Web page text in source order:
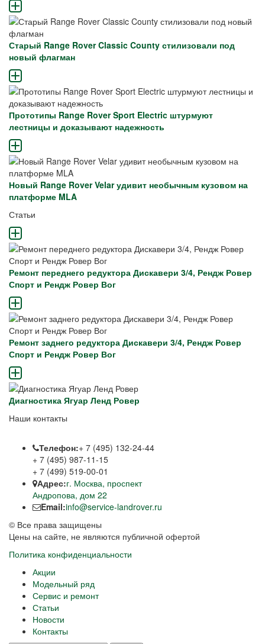
Старый Range Rover Classic County стилизовали под
новый флагман
Прототипы Range Rover Sport Electric штурмуют
лестницы и доказывают надежность
Новый Range Rover Velar удивит необычным кузовом на
платформе MLA
Статьи
Ремонт переднего редуктора Дискавери 3/4, Рендж Ровер
Спорт и Рендж Ровер Вог
Ремонт заднего редуктора Дискавери 3/4, Рендж Ровер
Спорт и Рендж Ровер Вог
Диагностика Ягуар Ленд Ровер
Наши контакты
Телефон:+ 7 (495) 132-24-44
+ 7 (495) 987-11-15
+ 7 (499) 519-00-01
Адрес:г. Москва, проспект
Андропова, дом 22
Email:info@service-landrover.ru
© Все права защищены
Цены на сайте, не являются публичной офертой
Политика конфиденциальности
Акции
Модельный ряд
Сервис и ремонт
Статьи
Новости
Контакты